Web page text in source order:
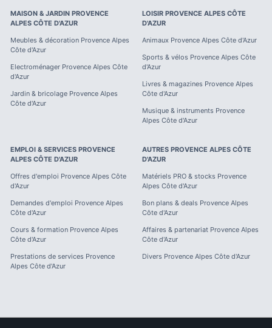
MAISON & JARDIN PROVENCE
ALPES CÔTE D'AZUR
Meubles & décoration Provence Alpes
Côte d'Azur
Electroménager Provence Alpes Côte
d'Azur
Jardin & bricolage Provence Alpes
Côte d'Azur
LOISIR PROVENCE ALPES CÔTE
D'AZUR
Animaux Provence Alpes Côte d'Azur
Sports & vélos Provence Alpes Côte
d'Azur
Livres & magazines Provence Alpes
Côte d'Azur
Musique & instruments Provence
Alpes Côte d'Azur
EMPLOI & SERVICES PROVENCE
ALPES CÔTE D'AZUR
Offres d'emploi Provence Alpes Côte
d'Azur
Demandes d'emploi Provence Alpes
Côte d'Azur
Cours & formation Provence Alpes
Côte d'Azur
Prestations de services Provence
Alpes Côte d'Azur
AUTRES PROVENCE ALPES CÔTE
D'AZUR
Matériels PRO & stocks Provence
Alpes Côte d'Azur
Bon plans & deals Provence Alpes
Côte d'Azur
Affaires & partenariat Provence Alpes
Côte d'Azur
Divers Provence Alpes Côte d'Azur